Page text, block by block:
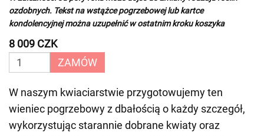
ozdobnych. Tekst na wstążce pogrzebowej lub kartce
kondolencyjnej można uzupełnić w ostatnim kroku koszyka
8 009 CZK
ZAMÓW
W naszym kwiaciarstwie przygotowujemy ten
wieniec pogrzebowy z dbałością o każdy szczegół,
wykorzystując starannie dobrane kwiaty oraz